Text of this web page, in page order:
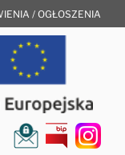
/ OGŁOSZENIA